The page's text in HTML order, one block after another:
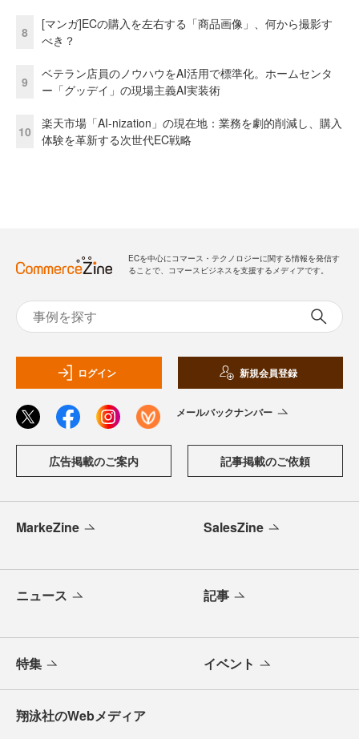
8
[マンガ]ECの購入を左右する「商品画像」、何から撮影す
べき？
9
ベテラン店員のノウハウをAI活用で標準化。ホームセンタ
ー「グッデイ」の現場主義AI実装術
10
楽天市場「AI-nization」の現在地：業務を劇的削減し、購入
体験を革新する次世代EC戦略
ECを中心にコマース・テクノロジーに関する情報を発信す
ることで、コマースビジネスを支援するメディアです。
ログイン 新規会員登録
メールバックナンバー
広告掲載のご案内 記事掲載のご依頼
MarkeZine SalesZine
ニュース 記事
特集 イベント
翔泳社のWebメディア